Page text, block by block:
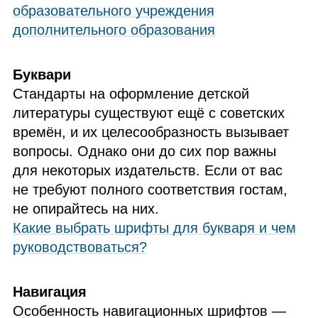
образовательного учреждения
дополнительного образования
Буквари
Стандарты на оформление детской
литературы существуют ещё с советских
времён, и их целесообразность вызывает
вопросы. Однако они до сих пор важны
для некоторых издательств. Если от вас
не требуют полного соответствия гостам,
не опирайтесь на них.
Какие выбрать шрифты для букваря и чем
руководствоваться?
Навигация
Особенность навигационных шрифтов —